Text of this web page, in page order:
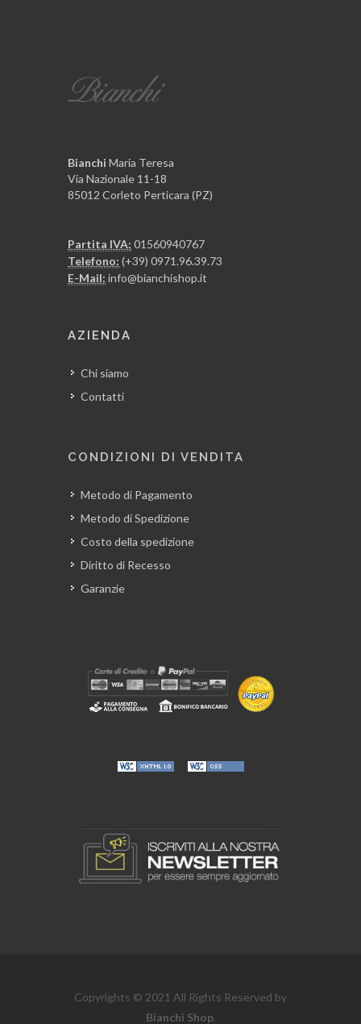
Bianchi Maria Teresa
Via Nazionale 11-18
85012 Corleto Perticara (PZ)
Partita IVA: 01560940767
Telefono: (+39) 0971.96.39.73
E-Mail: info@bianchishop.it
AZIENDA
Chi siamo
Contatti
CONDIZIONI DI VENDITA
Metodo di Pagamento
Metodo di Spedizione
Costo della spedizione
Diritto di Recesso
Garanzie
Copyrights © 2021 All Rights Reserved by
Bianchi Shop.